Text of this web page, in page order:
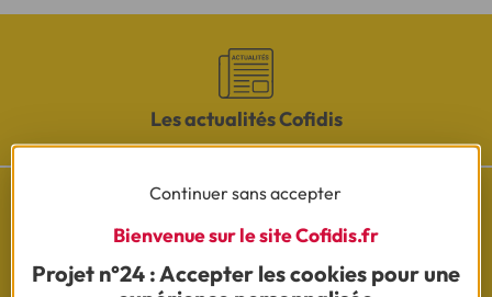
Les actualités Cofidis
Besoin d'aide ?
Découvrez l'espace questions/réponses
Continuer sans accepter
Bienvenue sur le site Cofidis.fr
Projet n°24 : Accepter les cookies pour une